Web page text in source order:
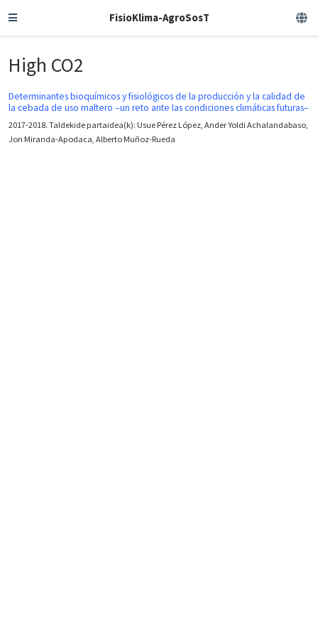
FisioKlima-AgroSosT
High CO2
Determinantes bioquímicos y fisiológicos de la producción y la calidad de
la cebada de uso maltero –un reto ante las condiciones climáticas futuras–
2017-2018. Taldekide partaidea(k): Usue Pérez López, Ander Yoldi Achalandabaso,
Jon Miranda-Apodaca, Alberto Muñoz-Rueda